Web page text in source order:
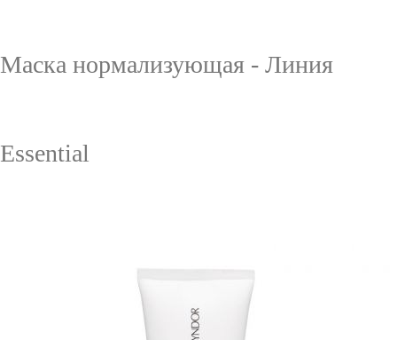
Маска нормализующая - Линия
Essential